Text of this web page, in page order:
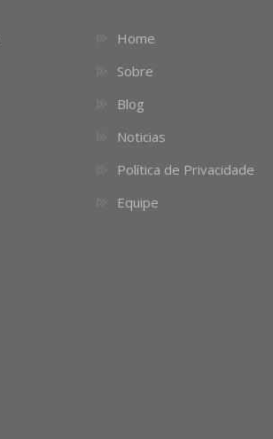
Home
Sobre
Blog
Noticias
Política de Privacidade
Equipe